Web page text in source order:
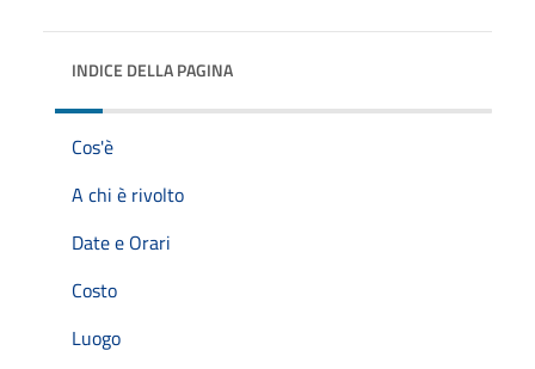
INDICE DELLA PAGINA
Cos'è
A chi è rivolto
Date e Orari
Costo
Luogo